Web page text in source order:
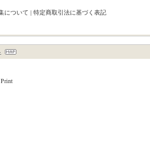
について | 特定商取引法に基づく表記
Print